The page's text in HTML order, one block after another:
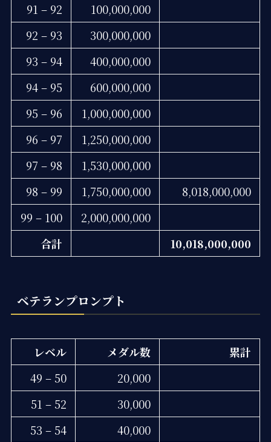
91 – 92
100,000,000
92 – 93
300,000,000
93 – 94
400,000,000
94 – 95
600,000,000
95 – 96
1,000,000,000
96 – 97
1,250,000,000
97 – 98
1,530,000,000
98 – 99
1,750,000,000
8,018,000,000
99 – 100
2,000,000,000
合計
10,018,000,000
ベテランプロンプト
レベル メダル数
累計
49 – 50
20,000
51 – 52
30,000
53 – 54
40,000